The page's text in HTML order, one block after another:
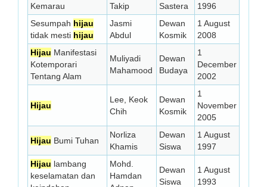
Kemarau
Takip
Sastera
1996
Sesumpah hijau
tidak mesti hijau
Jasmi
Abdul
Dewan
Kosmik
1 August
2008
Hijau Manifestasi
Kotemporari
Tentang Alam
Muliyadi
Mahamood
Dewan
Budaya
1
December
2002
Hijau
Lee, Keok
Chih
Dewan
Kosmik
1
November
2005
Hijau Bumi Tuhan
Norliza
Khamis
Dewan
Siswa
1 August
1997
Hijau lambang
keselamatan dan
Mohd.
Hamdan
Dewan
Siswa
1 August
1993